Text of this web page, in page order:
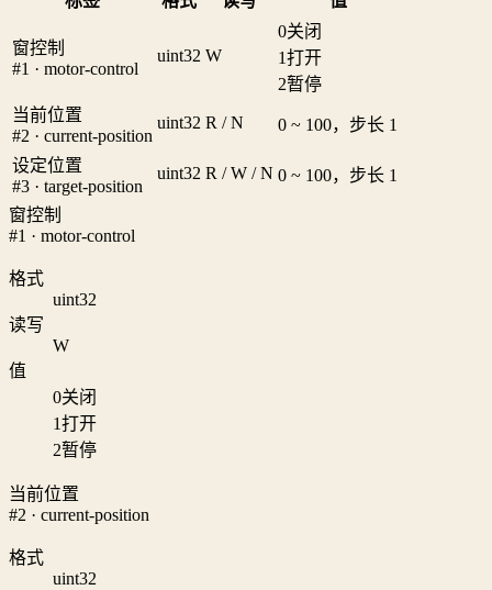
窗控制
#1 · motor-control
uint32 W
0关闭
1打开
2暂停
当前位置
#2 · current-position
uint32 R / N 0 ~ 100，步长 1
设定位置
#3 · target-position
uint32 R / W / N 0 ~ 100，步长 1
窗控制
#1 · motor-control
格式
uint32
读写
W
值
0关闭
1打开
2暂停
当前位置
#2 · current-position
格式
uint32